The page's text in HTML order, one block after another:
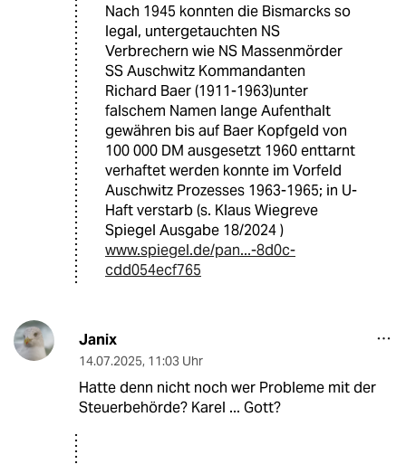
Nach 1945 konnten die Bismarcks so
legal, untergetauchten NS
Verbrechern wie NS Massenmörder
SS Auschwitz Kommandanten
Richard Baer (1911-1963)unter
falschem Namen lange Aufenthalt
gewähren bis auf Baer Kopfgeld von
100 000 DM ausgesetzt 1960 enttarnt
verhaftet werden konnte im Vorfeld
Auschwitz Prozesses 1963-1965; in U-
Haft verstarb (s. Klaus Wiegreve
Spiegel Ausgabe 18/2024 )
www.spiegel.de/pan...-8d0c-
cdd054ecf765
Janix
14.07.2025, 11:03 Uhr
Hatte denn nicht noch wer Probleme mit der
Steuerbehörde? Karel ... Gott?